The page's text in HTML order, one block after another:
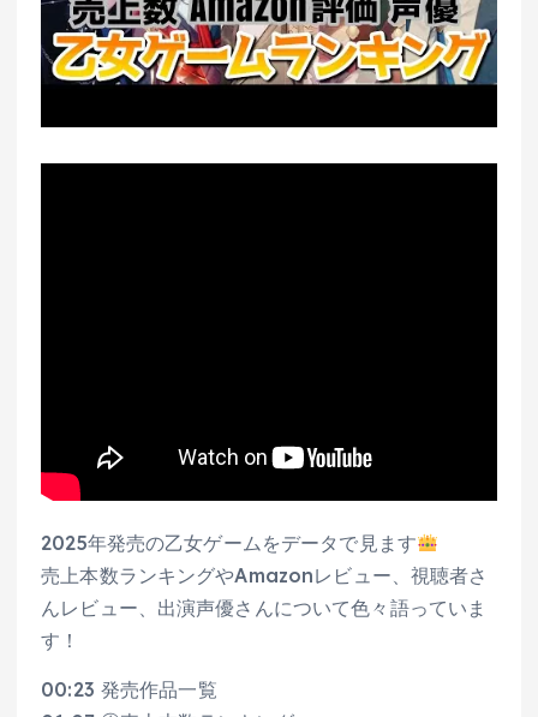
2025年発売の乙女ゲームをデータで見ます
売上本数ランキングやAmazonレビュー、視聴者さ
んレビュー、出演声優さんについて色々語っていま
す！
00:23 発売作品一覧